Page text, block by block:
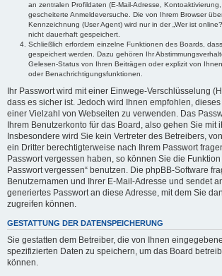
an zentralen Profildaten (E-Mail-Adresse,
gescheiterte Anmeldeversuche. Die von Ihrem Browser
Kennzeichnung (User Agent) wird nur in der „Wer ist
nicht dauerhaft gespeichert.
Schließlich erfordern einzelne Funktionen des Boards,
gespeichert werden. Dazu gehören Ihr
Gelesen-Status von Ihren Beiträgen oder explizit von
oder Benachrichtigungsfunktionen.
Ihr Passwort wird mit einer Einwege-Verschlüsselung
dass es sicher ist. Jedoch wird Ihnen empfohlen,
einer Vielzahl von Webseiten zu verwenden. Das
Ihrem Benutzerkonto für das Board, also gehen Sie mit
Insbesondere wird Sie kein Vertreter des Betreibers,
ein Dritter berechtigterweise nach Ihrem Passwort
Passwort vergessen haben, so können Sie die Funktion
Passwort vergessen“ benutzen. Die phpBB-Software
Benutzernamen und Ihrer E-Mail-Adresse und sendet
generiertes Passwort an diese Adresse, mit dem Sie
zugreifen können.
GESTATTUNG DER DATENSPEICHERUNG
Sie gestatten dem Betreiber, die von Ihnen
spezifizierten Daten zu speichern, um das Board
können.